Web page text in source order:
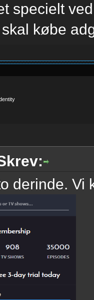
specielt
købe
derinde. Vi